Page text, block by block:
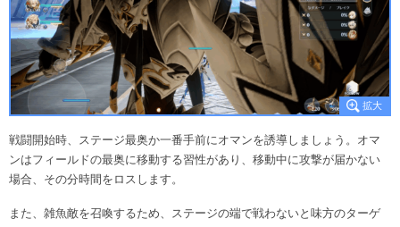
戦闘開始時、ステージ最奥か一番手前にオマンを誘導しましょう。オマ
ンはフィールドの最奥に移動する習性があり、移動中に攻撃が届かない
場合、その分時間をロスします。
また、雑魚敵を召喚するため、ステージの端で戦わないと味方のターゲ